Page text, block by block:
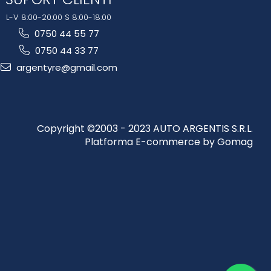
L-V 8:00-20:00 S 8:00-18:00
0750 44 55 77
0750 44 33 77
argentyre@gmail.com
Copyright ©2003 - 2023 AUTO ARGENTIS S.R.L.
Platforma E-commerce by Gomag